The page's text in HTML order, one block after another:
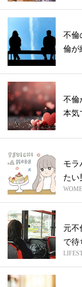
不倫
倫が
不倫
本気
モラ
たい
マミ
元不
で待
ます